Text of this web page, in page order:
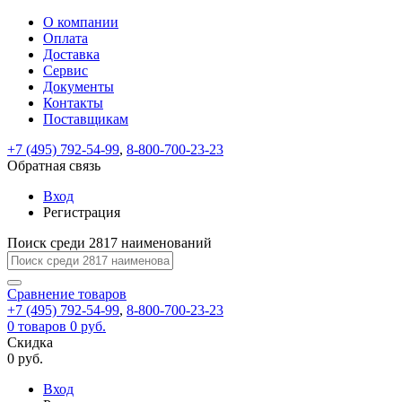
ВходРегистрация
Только
test@example.com
отправлена
по
ней
для
регистрации.
Ок
Только
Запомнить
меня
Забыли
Восстановление
пароля
Заполните
форму.
Мы
отправим
ссылку
на
указанный
электронный
адрес,
перейдя
по
которой
вы
новый
На
вашу
test@test.ru
отправлена
ссылка.
Перейдите
по
для
смены
пароля.
Введите
новый
пароль
Сменить
Пароль
успешно
Войти
Обратная
связь
Сообщение
пользовательского
соглашения
Ваше
сообщение
успешно
О компании
Оплата
Доставка
Сервис
Документы
Контакты
Поставщикам
+7 (495) 792-54-99, 8-800-700-23-23
Обратная связь
Вход
Регистрация
Поиск среди 2817 наименований
Сравнение товаров
+7 (495) 792-54-99, 8-800-700-23-23
0 товаров 0 руб.
Скидка
0 руб.
Вход